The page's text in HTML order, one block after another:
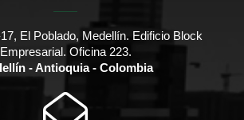
El Poblado, Medellín. Edificio Block
Empresarial. Oficina 223.
- Antioquia - Colombia